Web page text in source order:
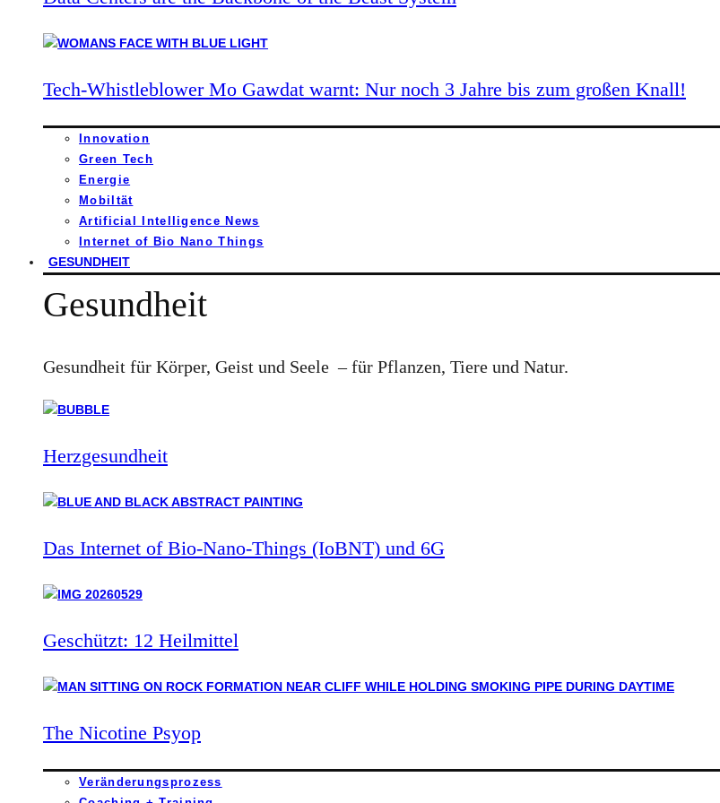
Tech-Whistleblower Mo Gawdat warnt: Nur noch 3 Jahre bis zum großen Knall!
Innovation
Green Tech
Energie
Mobiltät
Artificial Intelligence News
Internet of Bio Nano Things
GESUNDHEIT
Gesundheit
Gesundheit für Körper, Geist und Seele – für Pflanzen, Tiere und Natur.
Herzgesundheit
Das Internet of Bio-Nano-Things (IoBNT) und 6G
Geschützt: 12 Heilmittel
The Nicotine Psyop
Veränderungsprozess